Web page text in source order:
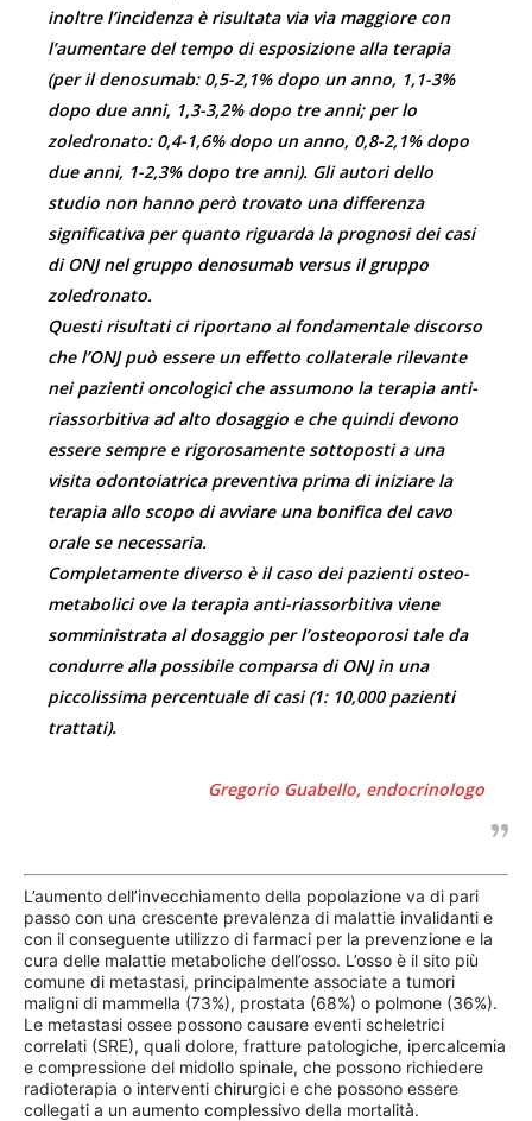
inoltre l’incidenza è risultata via via maggiore con
l’aumentare del tempo di esposizione alla terapia
(per il denosumab: 0,5-2,1% dopo un anno, 1,1-3%
dopo due anni, 1,3-3,2% dopo tre anni; per lo
zoledronato: 0,4-1,6% dopo un anno, 0,8-2,1% dopo
due anni, 1-2,3% dopo tre anni). Gli autori dello
studio non hanno però trovato una differenza
significativa per quanto riguarda la prognosi dei casi
di ONJ nel gruppo denosumab versus il gruppo
zoledronato.
Questi risultati ci riportano al fondamentale discorso
che l’ONJ può essere un effetto collaterale rilevante
nei pazienti oncologici che assumono la terapia anti-
riassorbitiva ad alto dosaggio e che quindi devono
essere sempre e rigorosamente sottoposti a una
visita odontoiatrica preventiva prima di iniziare la
terapia allo scopo di avviare una bonifica del cavo
orale se necessaria.
Completamente diverso è il caso dei pazienti osteo-
metabolici ove la terapia anti-riassorbitiva viene
somministrata al dosaggio per l’osteoporosi tale da
condurre alla possibile comparsa di ONJ in una
piccolissima percentuale di casi (1: 10,000 pazienti
trattati).
Gregorio Guabello, endocrinologo
L’aumento dell’invecchiamento della popolazione va di pari
passo con una crescente prevalenza di malattie invalidanti e
con il conseguente utilizzo di farmaci per la prevenzione e la
cura delle malattie metaboliche dell’osso. L’osso è il sito più
comune di metastasi, principalmente associate a tumori
maligni di mammella (73%), prostata (68%) o polmone (36%).
Le metastasi ossee possono causare eventi scheletrici
correlati (SRE), quali dolore, fratture patologiche, ipercalcemia
e compressione del midollo spinale, che possono richiedere
radioterapia o interventi chirurgici e che possono essere
collegati a un aumento complessivo della mortalità.